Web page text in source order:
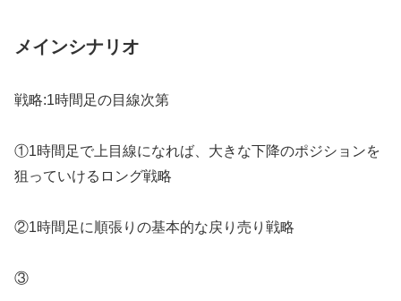
メインシナリオ
戦略:1時間足の目線次第
①1時間足で上目線になれば、大きな下降のポジションを
狙っていけるロング戦略
②1時間足に順張りの基本的な戻り売り戦略
③